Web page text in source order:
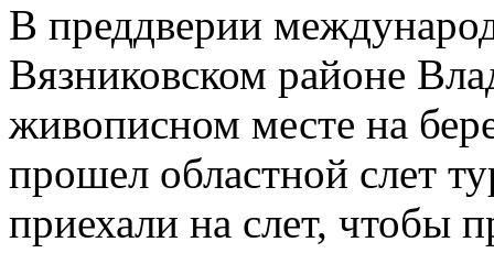
В преддверии
Вязниковском районе
живописном месте на
прошел областной слет
приехали на слет, чтобы